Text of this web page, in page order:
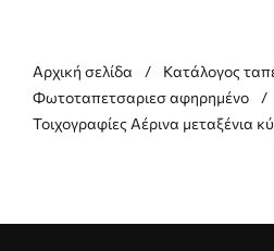
Αρχική σελίδα
Κατάλογος
Φωτοταπετσαριεσ αφηρημένο
Τοιχογραφίες Αέρινα μεταξένια